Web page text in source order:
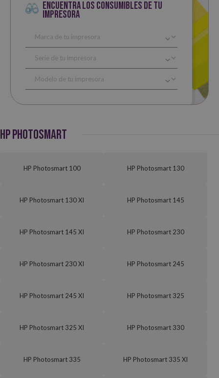
ENCUENTRA LOS CONSUMIBLES DE TU
IMPRESORA
HP PHOTOSMART
HP Photosmart 100 HP Photosmart 130
HP Photosmart 130 XI HP Photosmart 145
HP Photosmart 145 XI HP Photosmart 230
HP Photosmart 230 XI HP Photosmart 245
HP Photosmart 245 XI HP Photosmart 325
HP Photosmart 325 XI HP Photosmart 330
HP Photosmart 335 HP Photosmart 335 XI